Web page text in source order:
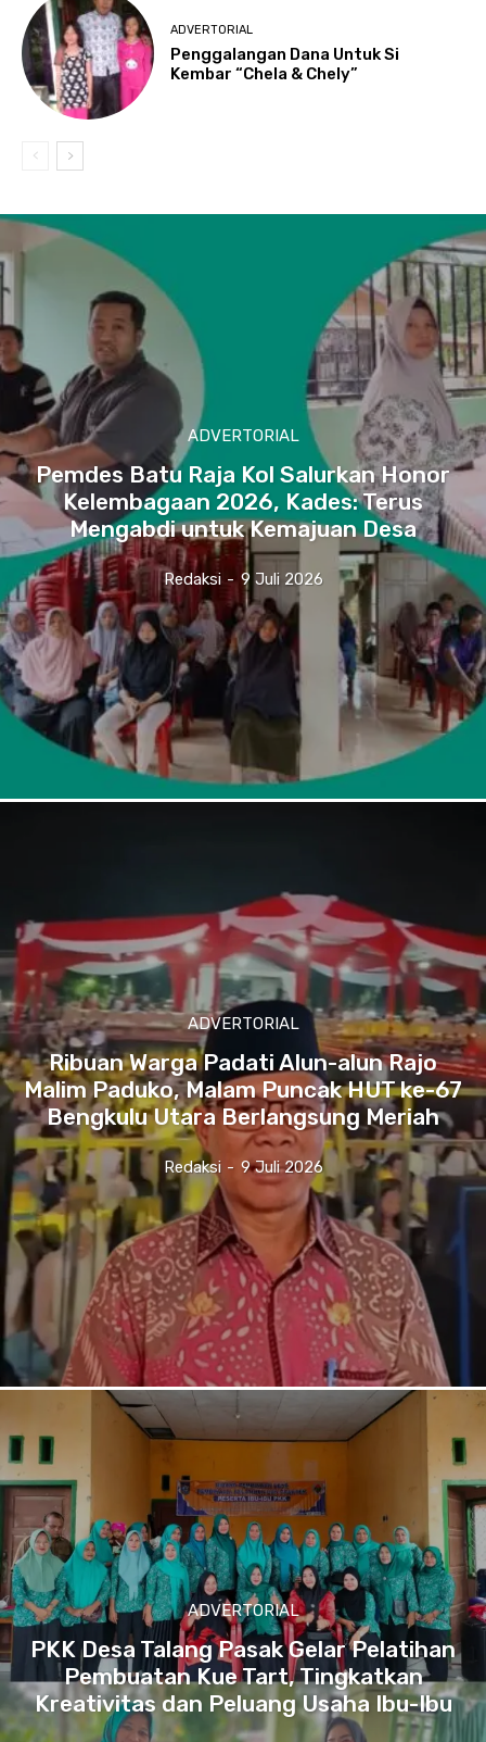
ADVERTORIAL
Penggalangan Dana Untuk Si
Kembar “Chela & Chely”
ADVERTORIAL
Pemdes Batu Raja Kol Salurkan Honor
Kelembagaan 2026, Kades: Terus
Mengabdi untuk Kemajuan Desa
Redaksi - 9 Juli 2026
ADVERTORIAL
Ribuan Warga Padati Alun-alun Rajo
Malim Paduko, Malam Puncak HUT ke-67
Bengkulu Utara Berlangsung Meriah
Redaksi - 9 Juli 2026
ADVERTORIAL
PKK Desa Talang Pasak Gelar Pelatihan
Pembuatan Kue Tart, Tingkatkan
Kreativitas dan Peluang Usaha Ibu-Ibu